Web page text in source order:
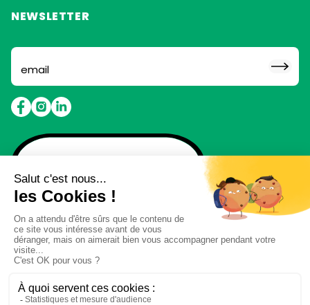
NEWSLETTER
louper